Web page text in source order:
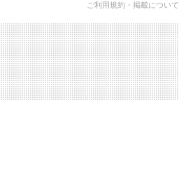
別会員開催
展・参加
"LINK-BioBAY TOKYO"？
(News Letter)
コラム
ュース・事業紹介
ベント
LINK-J WEST
容
本橋エリアについて
し込み
予約
ご利用規約・掲載について